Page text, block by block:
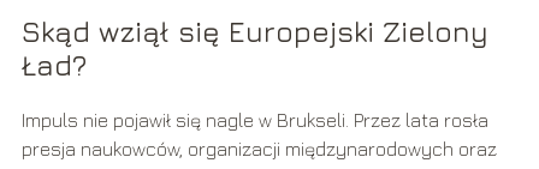
Skąd wziął się Europejski Zielony
Ład?
Impuls nie pojawił się nagle w Brukseli. Przez lata rosła
presja naukowców, organizacji międzynarodowych oraz